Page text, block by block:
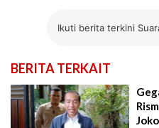
Ikuti berita terkini
BERITA TERKAIT